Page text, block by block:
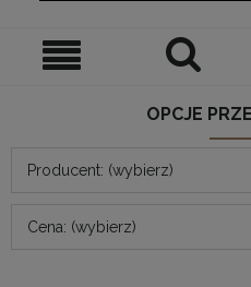
OPCJE
Producent: (wybierz)
Cena: (wybierz)